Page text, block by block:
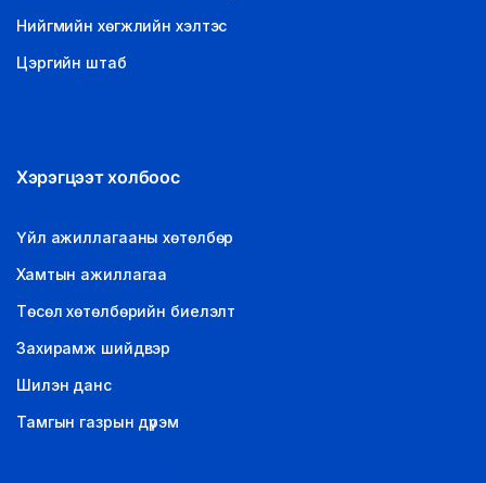
Нийгмийн хөгжлийн хэлтэс
Цэргийн штаб
Хэрэгцээт холбоос
Үйл ажиллагааны хөтөлбөр
Хамтын ажиллагаа
Төсөл хөтөлбөрийн биелэлт
Захирамж шийдвэр
Шилэн данс
Тамгын газрын дүрэм